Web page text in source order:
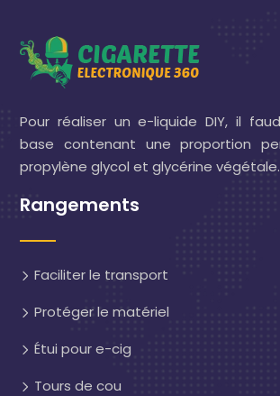
Pour réaliser un e-liquide DIY, il
base contenant une proportion
propylène glycol et glycérine végétale.
Rangements
Faciliter le transport
Protéger le matériel
Étui pour e-cig
Tours de cou